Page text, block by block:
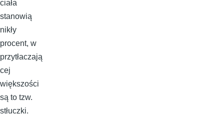
ciała
stanowią
nikły
procent, w
przytłaczają
cej
większości
są to tzw.
stłuczki.